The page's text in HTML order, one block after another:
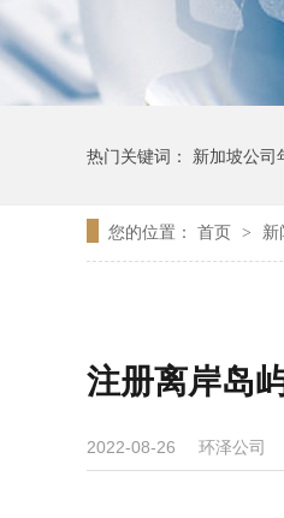
热门关键词： 新加坡公司
您的位置： 首页 >
注册离岸岛
2022-08-26 环泽公司